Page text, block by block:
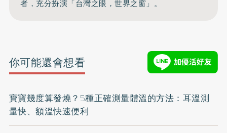
者，充分扮演「台灣之眼，世界之窗」。
你可能還會想看
寶寶幾度算發燒？5種正確測量體溫的方法：耳溫測
量快、額溫快速便利